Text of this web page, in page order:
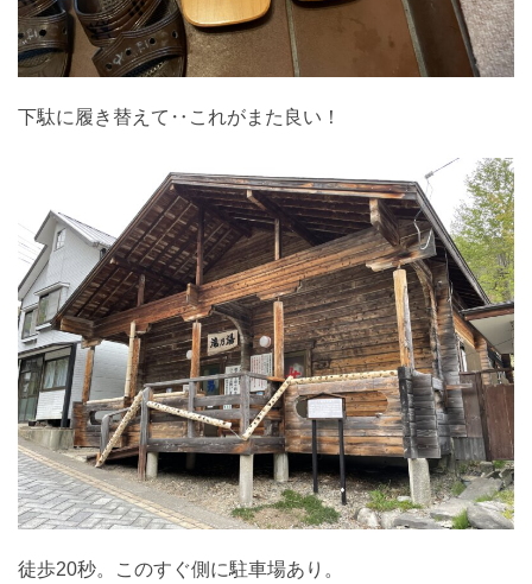
下駄に履き替えて‥これがまた良い！
徒歩20秒。このすぐ側に駐車場あり。